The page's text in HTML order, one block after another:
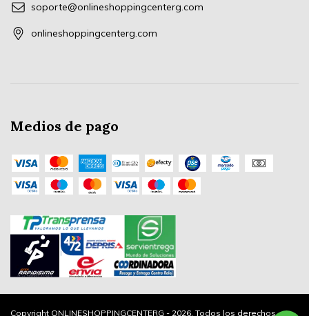
soporte@onlineshoppingcenterg.com
onlineshoppingcenterg.com
Medios de pago
Copyright ONLINESHOPPINGCENTERG - 2026. Todos los derechos